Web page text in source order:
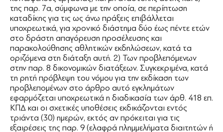
της παρ. 7α, σύμφωνα με την οποία, σε περίπτωση
καταδίκης για τις ως άνω πράξεις επιβάλλεται
υποχρεωτικά, για χρονικό διάστημα δύο έως πέντε ετών
στο δράστη απαγόρευση προσέλευσης και
παρακολούθησης αθλητικών εκδηλώσεων, κατά τα
οριζόμενα στη διάταξη αυτή. 2) Των προβλεπόμενων
στην παρ. 8 δικονομικών διατάξεων. Συγκεκριμένα, κατά
τη ρητή πρόβλεψη του νόμου για την εκδίκαση των
προβλεπομένων στο άρθρο αυτό εγκλημάτων
εφαρμόζεται υποχρεωτικά η διαδικασία των άρθ. 418 επ.
ΚΠΔ και οι σχετικές υποθέσεις εκδικάζονται εντός
τριάντα (30) ημερών, εκτός αν πρόκειται για τις
εξαιρέσεις της παρ. 9 (ελαφρά πλημμελήματα διαιτητών ή